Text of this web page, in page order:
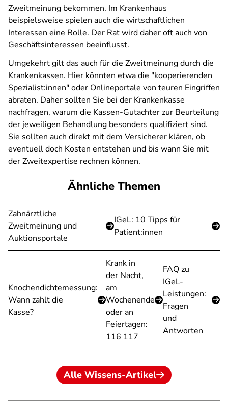
Zweitmeinung bekommen. Im Krankenhaus
beispielsweise spielen auch die wirtschaftlichen
Interessen eine Rolle. Der Rat wird daher oft auch von
Geschäftsinteressen beeinflusst.
Umgekehrt gilt das auch für die Zweitmeinung durch die
Krankenkassen. Hier könnten etwa die "kooperierenden
Spezialist:innen" oder Onlineportale von teuren Eingriffen
abraten. Daher sollten Sie bei der Krankenkasse
nachfragen, warum die Kassen-Gutachter zur Beurteilung
der jeweiligen Behandlung besonders qualifiziert sind.
Sie sollten auch direkt mit dem Versicherer klären, ob
eventuell doch Kosten entstehen und bis wann Sie mit
der Zweitexpertise rechnen können.
Ähnliche Themen
Zahnärztliche
Zweitmeinung und
Auktionsportale
IGeL: 10 Tipps für
Patient:innen
Knochendichtemessung:
Wann zahlt die
Kasse?
Krank in
der Nacht,
am
Wochenende
oder an
Feiertagen:
116 117
FAQ zu
IGeL-
Leistungen:
Fragen
und
Antworten
Alle Wissens-Artikel